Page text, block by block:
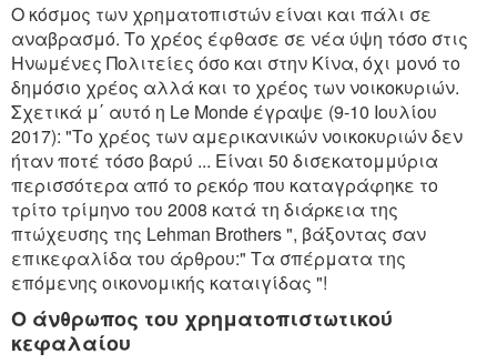
Ο κόσμος των χρηματοπιστών είναι και πάλι σε
αναβρασμό. Το χρέος έφθασε σε νέα ύψη τόσο στις
Ηνωμένες Πολιτείες όσο και στην Κίνα, όχι μονό το
δημόσιο χρέος αλλά και το χρέος των νοικοκυριών.
Σχετικά μ΄ αυτό η Le Monde έγραψε (9-10 Ιουλίου
2017): "Το χρέος των αμερικανικών νοικοκυριών δεν
ήταν ποτέ τόσο βαρύ ... Είναι 50 δισεκατομμύρια
περισσότερα από το ρεκόρ που καταγράφηκε το
τρίτο τρίμηνο του 2008 κατά τη διάρκεια της
πτώχευσης της Lehman Brothers ", βάξοντας σαν
επικεφαλίδα του άρθρου:" Τα σπέρματα της
επόμενης οικονομικής καταιγίδας "!
Ο άνθρωπος του χρηματοπιστωτικού
κεφαλαίου